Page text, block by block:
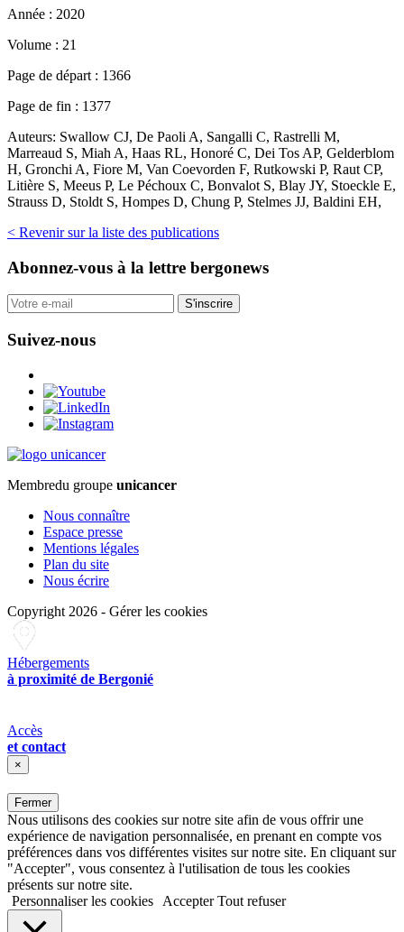
Année : 2020
Volume : 21
Page de départ : 1366
Page de fin : 1377
Auteurs: Swallow CJ, De Paoli A, Sangalli C, Rastrelli M,
Marreaud S, Miah A, Haas RL, Honoré C, Dei Tos AP, Gelderblom
H, Gronchi A, Fiore M, Van Coevorden F, Rutkowski P, Raut CP,
Litière S, Meeus P, Le Péchoux C, Bonvalot S, Blay JY, Stoeckle E,
Strauss D, Stoldt S, Hompes D, Chung P, Stelmes JJ, Baldini EH,
< Revenir sur la liste des publications
Abonnez-vous à la lettre bergonews
S'inscrire
Suivez-nous
Membredu groupe unicancer
Nous connaître
Espace presse
Mentions légales
Plan du site
Nous écrire
Copyright 2026 - Gérer les cookies
Hébergements
à proximité de Bergonié
Accès
et contact
×
Fermer
Nous utilisons des cookies sur notre site afin de vous offrir une
expérience de navigation personnalisée, en prenant en compte vos
préférences dans vos différentes visites sur notre site. En cliquant sur
"Accepter", vous consentez à l'utilisation de tous les cookies
présents sur notre site.
Personnaliser les cookies
Accepter Tout refuser